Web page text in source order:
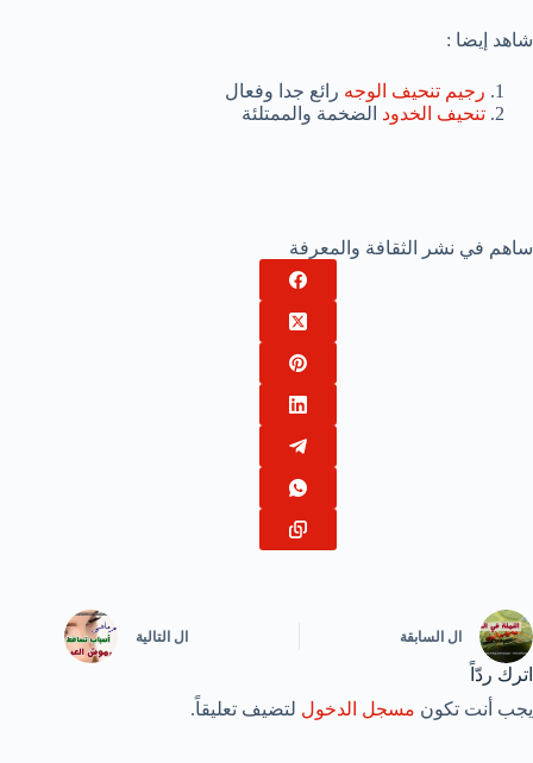
شاهد إيضا :
رجيم تنحيف الوجه رائع جدا وفعال
تنحيف الخدود الضخمة والممتلئة
ساهم في نشر الثقافة والمعرفة
ال السابقة ال التالية
اترك ردّاً
يجب أنت تكون مسجل الدخول لتضيف تعليقاً.